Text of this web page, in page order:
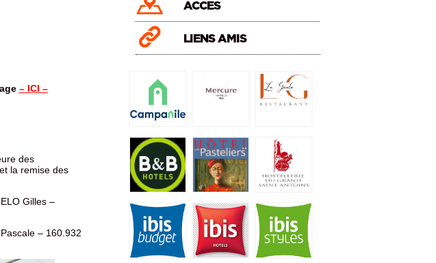
– ICI –
des
la remise des
Gilles –
– 160.932
ACCES
LIENS AMIS